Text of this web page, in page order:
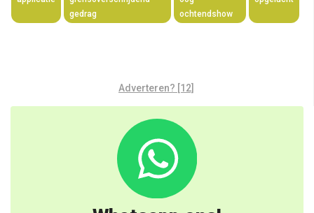
gedrag
ochtendshow
Adverteren? [12]